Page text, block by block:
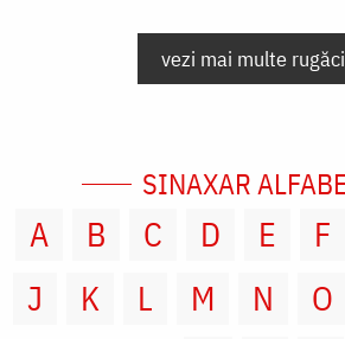
vezi mai multe
SINAXAR
A B C D E F
J
K L M N O